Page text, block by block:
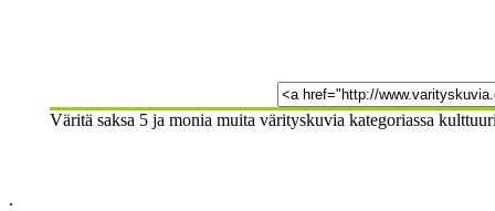
Väritä saksa 5 ja monia muita värityskuvia kategoriassa
.